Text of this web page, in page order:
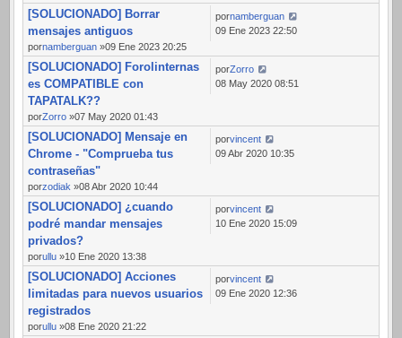
[SOLUCIONADO] Borrar
mensajes antiguos
pornamberguan »09 Ene 2023 20:25
pornamberguan
09 Ene 2023 22:50
[SOLUCIONADO] Forolinternas
es COMPATIBLE con
TAPATALK??
porZorro »07 May 2020 01:43
porZorro
08 May 2020 08:51
[SOLUCIONADO] Mensaje en
Chrome - "Comprueba tus
contraseñas"
porzodiak »08 Abr 2020 10:44
porvincent
09 Abr 2020 10:35
[SOLUCIONADO] ¿cuando
podré mandar mensajes
privados?
porullu »10 Ene 2020 13:38
porvincent
10 Ene 2020 15:09
[SOLUCIONADO] Acciones
limitadas para nuevos usuarios
registrados
porullu »08 Ene 2020 21:22
porvincent
09 Ene 2020 12:36